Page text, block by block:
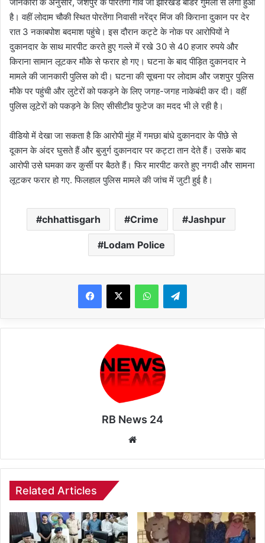
है। वहीं लोदाम चौकी स्थित पोरतेंगा निवासी नरेंद्र मिंज की किराना दुकान पर देर
रात 3 नकाबपोश बदमाश पहुंचे। इस दौरान कट्टे के नाेक पर आरोपियों ने
दुकानदार के साथ मारपीट करते हुए गल्ले में रखे 30 से 40 हजार रुपये और
किराना सामान लूटकर मौके से फरार हो गए। घटना के बाद पीड़ित दुकानदार ने
मामले की जानकारी पुलिस को दी। घटना की सूचना पर लाेदाम और जशपुर पुलिस
मौके पर पहुंची और लुटेरों को पकड़ने के लिए जगह-जगह नाकेबंदी कर दी। वहीं
पुलिस लूटेराें काे पकड़ने के लिए सीसीटीव फुटेज का मदद भी ले रही है।
वीडियो में देखा जा सकता है कि आरोपी मुंह में गमछा बांधे दुकानदार के पीछे से
दूकान के अंदर घुसते हैं और बुजुर्ग दुकानदार पर कट्टा तान देते हैं। उसके बाद
आरोपी उसे घमका कर कुर्सी पर बैठते हैं। फिर मारपीट करते हुए नगदी और सामना
लूटकर फरार हो गए. फिलहाल पुलिस मामले की जांच में जुटी हुई है।
chhattisgarh Crime Jashpur
Lodam Police
WhatsAppTelegram
RB News 24
Related Articles